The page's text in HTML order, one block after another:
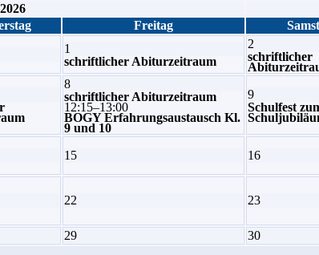
Freitag
1
schriftlicher Abiturzeitraum
2
schriftlicher
8
schriftlicher Abiturzeitraum
12:15–13:00
BOGY Erfahrungsaustausch Kl.
9 und 10
9
Schulfest
15 16
22 23
29 30